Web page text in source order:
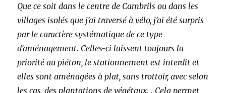
Que ce soit dans le centre de Cambrils ou dans les
villages isolés que j’ai traversé à vélo, j’ai été surpris
par le caractère systématique de ce type
d’aménagement. Celles-ci laissent toujours la
priorité au piéton, le stationnement est interdit et
elles sont aménagées à plat, sans trottoir, avec selon
les cas, des plantations de végétaux. . Cela permet